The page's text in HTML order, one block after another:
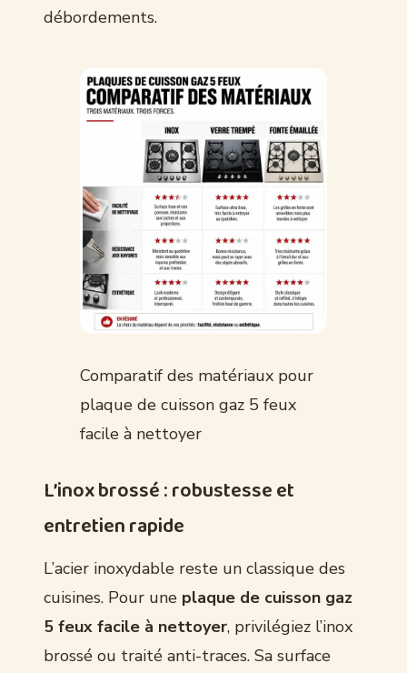
débordements.
Comparatif des matériaux pour
plaque de cuisson gaz 5 feux
facile à nettoyer
L’inox brossé : robustesse et
entretien rapide
L’acier inoxydable reste un classique des
cuisines. Pour une plaque de cuisson gaz
5 feux facile à nettoyer, privilégiez l’inox
brossé ou traité anti-traces. Sa surface